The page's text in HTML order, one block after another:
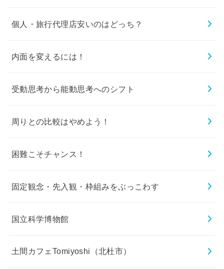
個人・旅行代理店安いのはどっち？
内面を変えるには！
受動思考から能動思考へのシフト
周りとの比較はやめよう！
困難こそチャンス！
固定観念・先入観・枠組みをぶっこわす
国立科学博物館
土間カフェTomiyoshi（北杜市）